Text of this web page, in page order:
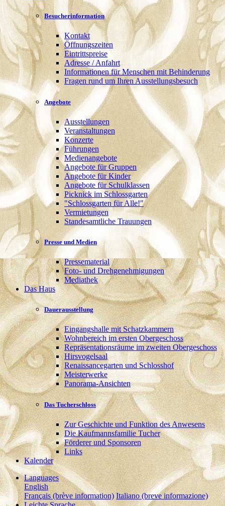
Besucherinformation
Kontakt
Öffnungszeiten
Eintrittspreise
Adresse / Anfahrt
Informationen für Menschen mit Behinderung
Fragen rund um Ihren Ausstellungsbesuch
Angebote
Ausstellungen
Veranstaltungen
Konzerte
Führungen
Medienangebote
Angebote für Gruppen
Angebote für Kinder
Angebote für Schulklassen
Picknick im Schlossgarten
"Schlossgarten für Alle!"
Vermietungen
Standesamtliche Trauungen
Presse und Medien
Pressematerial
Foto- und Drehgenehmigungen
Mediathek
Das Haus
Dauerausstellung
Eingangshalle mit Schatzkammern
Wohnbereich im ersten Obergeschoss
Repräsentationsräume im zweiten Obergeschoss
Hirsvogelsaal
Renaissancegarten und Schlosshof
Meisterwerke
Panorama-Ansichten
Das Tucherschloss
Zur Geschichte und Funktion des Anwesens
Die Kaufmannsfamilie Tucher
Förderer und Sponsoren
Links
Kalender
Languages
English
Français (brève information) Italiano (breve informazione)